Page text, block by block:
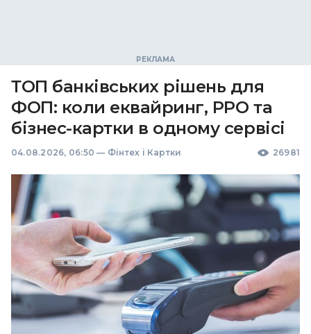
ТОП банківських рішень для
ФОП: коли еквайринг, РРО та
бізнес-картки в одному сервісі
04.08.2026, 06:50 — Фінтех і Картки 26981